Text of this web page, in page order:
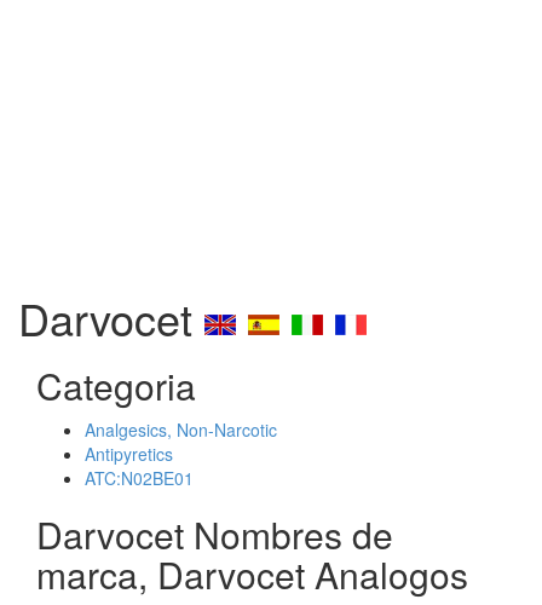
Darvocet
Categoria
Analgesics, Non-Narcotic
Antipyretics
ATC:N02BE01
Darvocet Nombres de
marca, Darvocet Analogos